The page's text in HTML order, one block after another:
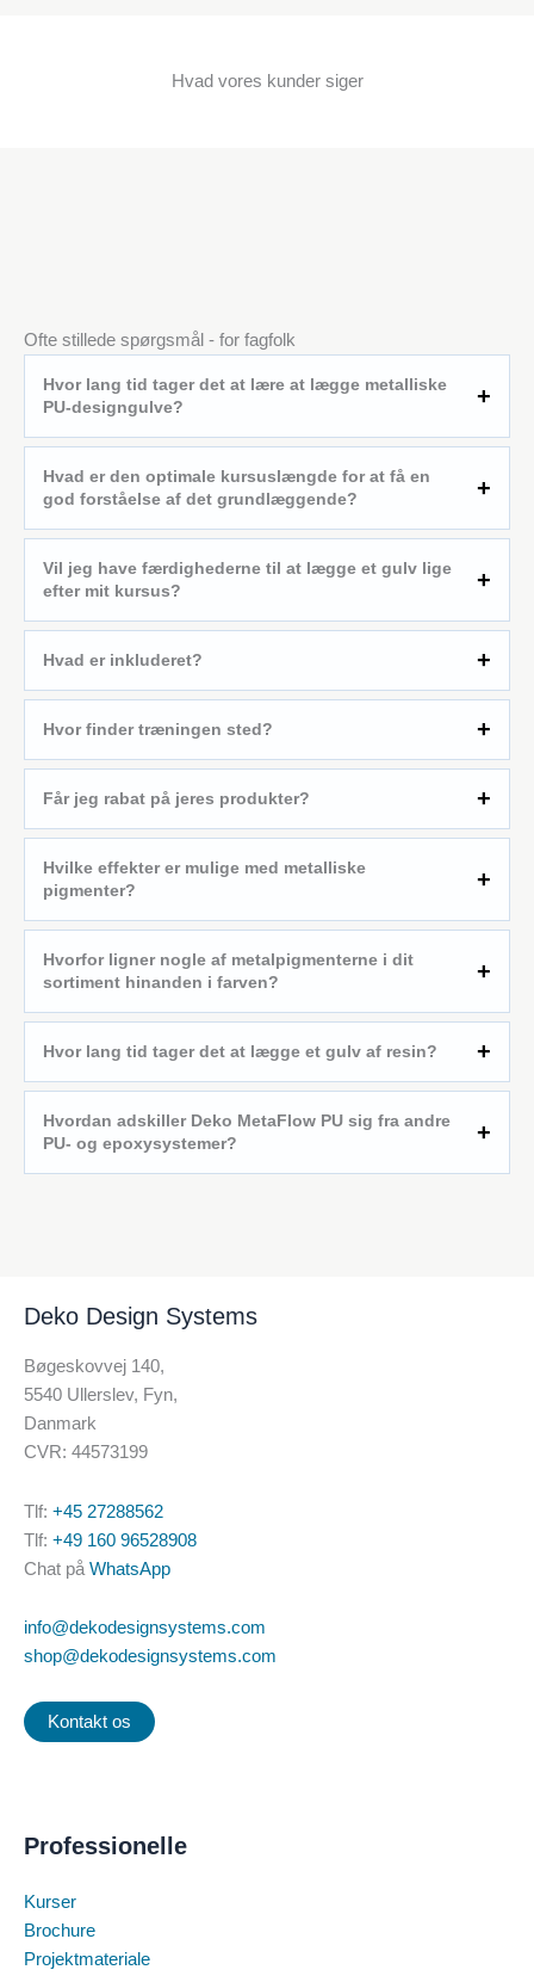
Hvad vores kunder siger
Ofte stillede spørgsmål - for fagfolk
Hvor lang tid tager det at lære at lægge metalliske
PU-designgulve?
Hvad er den optimale kursuslængde for at få en
god forståelse af det grundlæggende?
Vil jeg have færdighederne til at lægge et gulv lige
efter mit kursus?
Hvad er inkluderet?
Hvor finder træningen sted?
Får jeg rabat på jeres produkter?
Hvilke effekter er mulige med metalliske
pigmenter?
Hvorfor ligner nogle af metalpigmenterne i dit
sortiment hinanden i farven?
Hvor lang tid tager det at lægge et gulv af resin?
Hvordan adskiller Deko MetaFlow PU sig fra andre
PU- og epoxysystemer?
Deko Design Systems
Bøgeskovvej 140,
5540 Ullerslev, Fyn,
Danmark
CVR: 44573199
Tlf: +45 27288562
Tlf: +49 160 96528908
Chat på WhatsApp
info@dekodesignsystems.com
shop@dekodesignsystems.com
Kontakt os
Professionelle
Kurser
Brochure
Projektmateriale